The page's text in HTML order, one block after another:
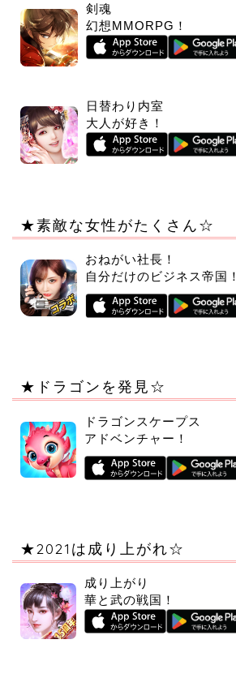
剣魂
幻想MMORPG！
日替わり内室
大人が好き！
★素敵な女性がたくさん☆
おねがい社長！
自分だけのビジネス帝国！
★ドラゴンを発見☆
ドラゴンスケープス
アドベンチャー！
★2021は成り上がれ☆
成り上がり
華と武の戦国！